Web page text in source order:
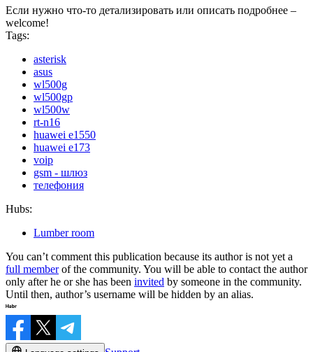
Если нужно что-то детализировать или описать подробнее –
welcome!
Tags:
asterisk
asus
wl500g
wl500gp
wl500w
rt-n16
huawei e1550
huawei e173
voip
gsm - шлюз
телефония
Hubs:
Lumber room
You can’t comment this publication because its author is not yet a
full memberof the community. You will be able to contact the author
only after he or she has been invited by someone in the community.
Until then, author’s username will be hidden by an alias.